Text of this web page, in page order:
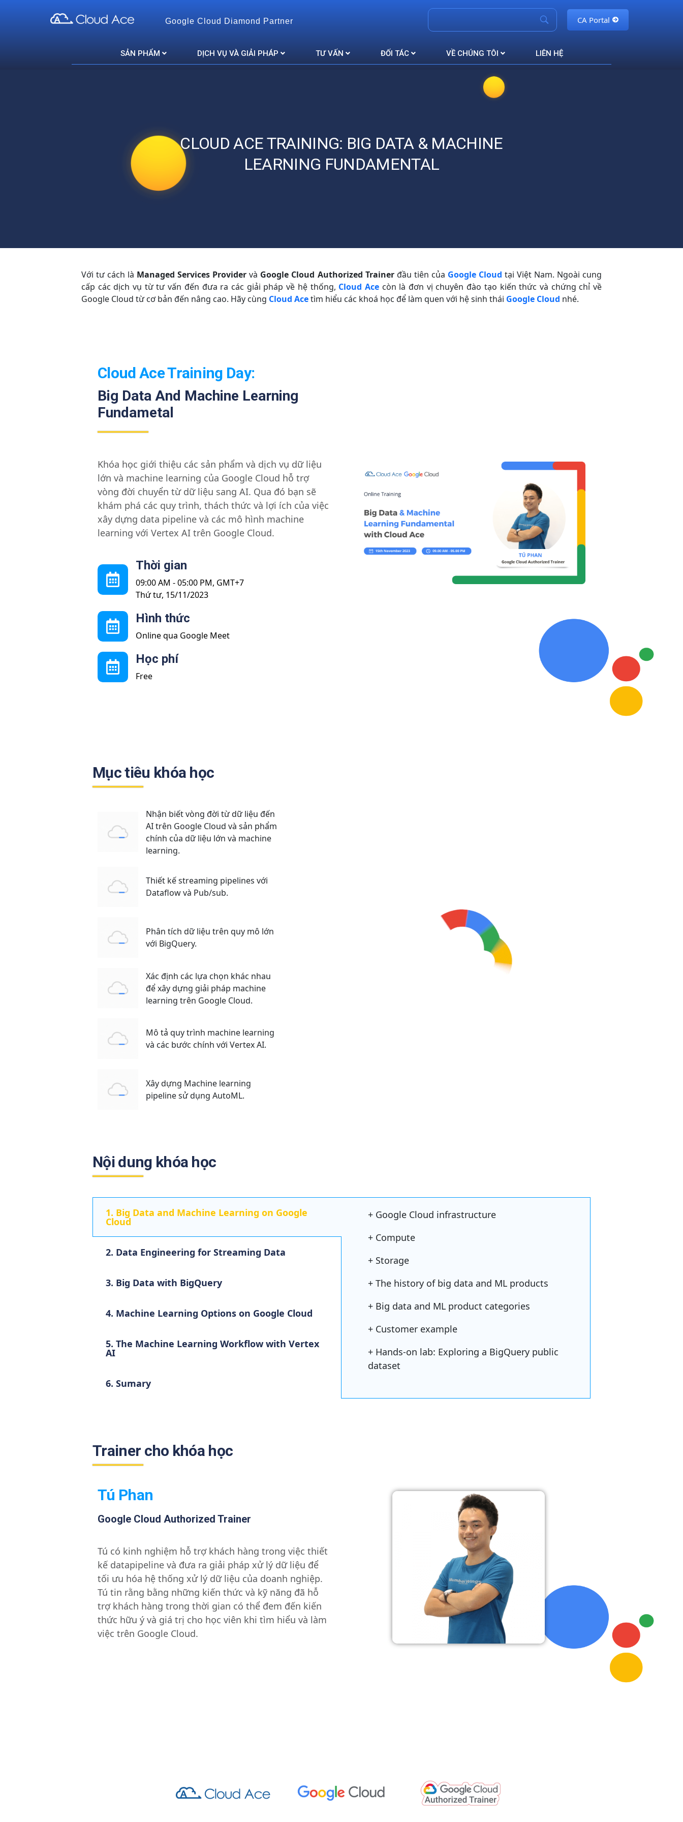
Google Cloud Diamond Partner CA Portal
SẢN PHẨM DỊCH VỤ VÀ GIẢI PHÁP TƯ VẤN ĐỐI TÁC VỀ CHÚNG TÔI LIÊN HỆ
CLOUD ACE TRAINING: BIG DATA & MACHINE
LEARNING FUNDAMENTAL
Với tư cách là Managed Services Provider và Google Cloud Authorized Trainerđầu tiên của Google Cloud tại Việt Nam. Ngoài cung
cấp các dịch vụ từ tư vấn đến đưa ra các giải pháp về hệ thống, Cloud Acecòn là đơn vị chuyên đào tạo kiến thức và chứng chỉ về
Google Cloud từ cơ bản đến nâng cao. Hãy cùng Cloud Acetìm hiểu các khoá học để làm quen với hệ sinh thái Google Cloud nhé.
Cloud Ace Training Day:
Big Data And Machine Learning
Fundametal
Khóa học giới thiệu các sản phẩm và dịch vụ dữ liệu
lớn và machine learning của Google Cloud hỗ trợ
vòng đời chuyển từ dữ liệu sang AI. Qua đó bạn sẽ
khám phá các quy trình, thách thức và lợi ích của việc
xây dựng data pipeline và các mô hình machine
learning với Vertex AI trên Google Cloud.
Thời gian
09:00 AM - 05:00 PM, GMT+7
Thứ tư, 15/11/2023
Hình thức
Online qua Google Meet
Học phí
Free
Mục tiêu khóa học
Nhận biết vòng đời từ dữ liệu đến
AI trên Google Cloud và sản phẩm
chính của dữ liệu lớn và machine
learning.
Thiết kế streaming pipelines với
Dataflow và Pub/sub.
Phân tích dữ liệu trên quy mô lớn
với BigQuery.
Xác định các lựa chọn khác nhau
để xây dựng giải pháp machine
learning trên Google Cloud.
Mô tả quy trình machine learning
và các bước chính với Vertex AI.
Xây dựng Machine learning
pipeline sử dụng AutoML.
Nội dung khóa học
1. Big Data and Machine Learning on Google
Cloud
2. Data Engineering for Streaming Data
3. Big Data with BigQuery
4. Machine Learning Options on Google Cloud
5. The Machine Learning Workflow with Vertex
AI
6. Sumary
+ Google Cloud infrastructure
+ Compute
+ Storage
+ The history of big data and ML products
+ Big data and ML product categories
+ Customer example
+ Hands-on lab: Exploring a BigQuery public
dataset
Trainer cho khóa học
Tú Phan
Google Cloud Authorized Trainer
Tú có kinh nghiệm hỗ trợ khách hàng trong việc thiết
kế datapipeline và đưa ra giải pháp xử lý dữ liệu để
tối ưu hóa hệ thống xử lý dữ liệu của doanh nghiệp.
Tú tin rằng bằng những kiến thức và kỹ năng đã hỗ
trợ khách hàng trong thời gian có thể đem đến kiến
thức hữu ý và giá trị cho học viên khi tìm hiểu và làm
việc trên Google Cloud.